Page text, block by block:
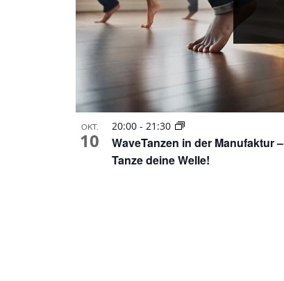
OKT.
10
WaveTanzen in der Manufaktur –
Tanze deine Welle!
20:00 - 21:30